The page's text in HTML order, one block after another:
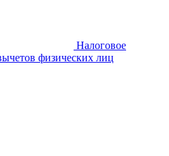
Налоговое
физических лиц